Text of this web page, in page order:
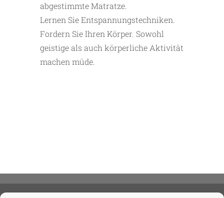
abgestimmte Matratze.
Lernen Sie Entspannungstechniken.
Fordern Sie Ihren Körper. Sowohl
geistige als auch körperliche Aktivität
machen müde.